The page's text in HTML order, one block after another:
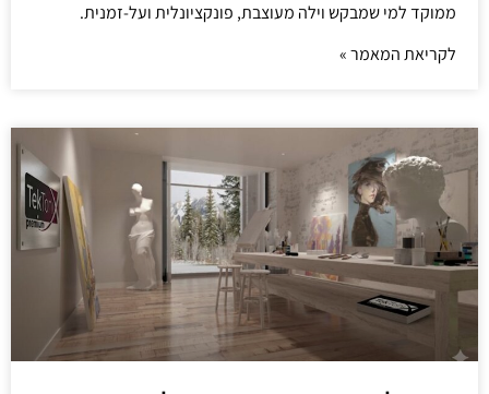
ממוקד למי שמבקש וילה מעוצבת, פונקציונלית ועל-זמנית.
לקריאת המאמר »